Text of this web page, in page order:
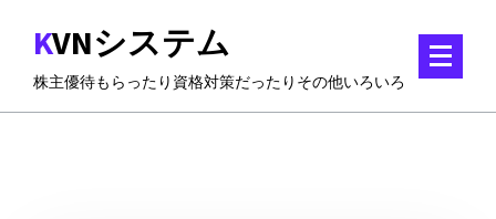
ツ
KVNシステム
株主優待もらったり資格対策だったりその他いろいろ